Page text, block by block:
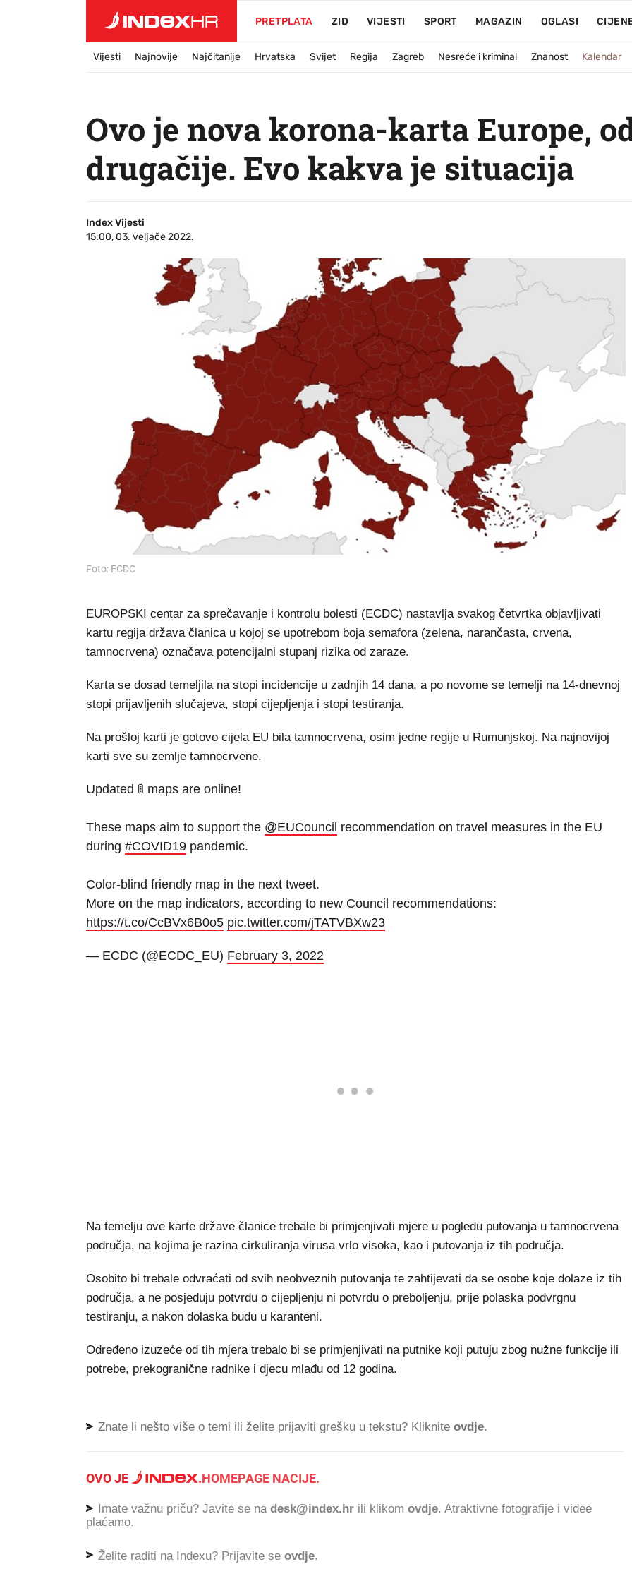
PRETPLATA ZID VIJESTI SPORT MAGAZIN OGLASI
Vijesti Najnovije Najčitanije Hrvatska Svijet Regija Zagreb Nesreće i kriminal Znanost Kalendar
Ovo je nova korona-karta Europe,
drugačije. Evo kakva je situacija
Index Vijesti
15:00, 03. veljače 2022.
Foto: ECDC
EUROPSKI centar za sprečavanje i kontrolu bolesti (ECDC) nastavlja svakog četvrtka objavljivati
kartu regija država članica u kojoj se upotrebom boja semafora (zelena, narančasta, crvena,
tamnocrvena) označava potencijalni stupanj rizika od zaraze.
Karta se dosad temeljila na stopi incidencije u zadnjih 14 dana, a po novome se temelji na 14-dnevnoj
stopi prijavljenih slučajeva, stopi cijepljenja i stopi testiranja.
Na prošloj karti je gotovo cijela EU bila tamnocrvena, osim jedne regije u Rumunjskoj. Na najnovijoj
karti sve su zemlje tamnocrvene.
Updated 🚦 maps are online!
These maps aim to support the @EUCouncil recommendation on travel measures in the EU
during #COVID19 pandemic.
Color-blind friendly map in the next tweet.
More on the map indicators, according to new Council recommendations:
https://t.co/CcBVx6B0o5 pic.twitter.com/jTATVBXw23
— ECDC (@ECDC_EU) February 3, 2022
Na temelju ove karte države članice trebale bi primjenjivati mjere u pogledu putovanja u tamnocrvena
područja, na kojima je razina cirkuliranja virusa vrlo visoka, kao i putovanja iz tih područja.
Osobito bi trebale odvraćati od svih neobveznih putovanja te zahtijevati da se osobe koje dolaze iz tih
područja, a ne posjeduju potvrdu o cijepljenju ni potvrdu o preboljenju, prije polaska podvrgnu
testiranju, a nakon dolaska budu u karanteni.
Određeno izuzeće od tih mjera trebalo bi se primjenjivati na putnike koji putuju zbog nužne funkcije ili
potrebe, prekogranične radnike i djecu mlađu od 12 godina.
Znate li nešto više o temi ili želite prijaviti grešku u tekstu? Kliknite ovdje.
OVO JE .HOMEPAGE NACIJE.
Imate važnu priču? Javite se na desk@index.hr ili klikom ovdje. Atraktivne fotografije i videe
plaćamo.
Želite raditi na Indexu? Prijavite se ovdje.